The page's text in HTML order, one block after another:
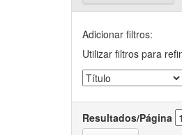
Adicionar filtros:
Utilizar filtros para
Resultados/Página